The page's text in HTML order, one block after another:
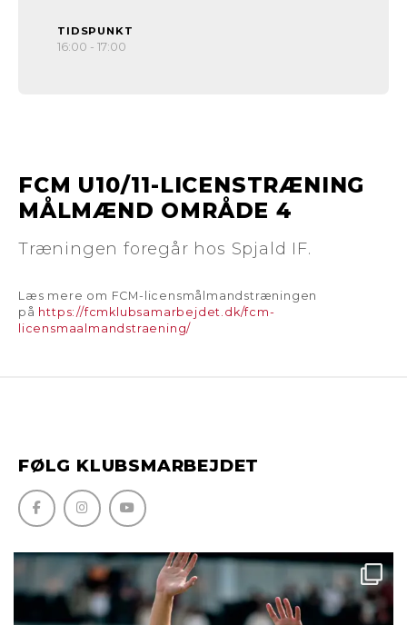
TIDSPUNKT
16:00 - 17:00
FCM U10/11-LICENSTRÆNING
MÅLMÆND OMRÅDE 4
Træningen foregår hos Spjald IF.
Læs mere om FCM-licensmålmandstræningen
på https://fcmklubsamarbejdet.dk/fcm-
licensmaalmandstraening/
FØLG KLUBSMARBEJDET